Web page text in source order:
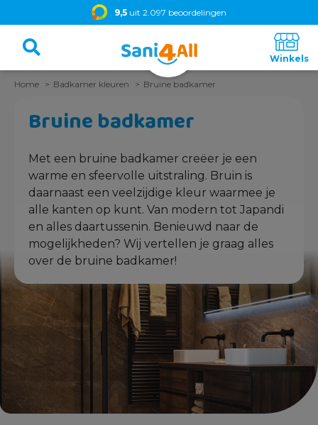
9,5 uit 2.097 beoordelingen
Home Badkamer kleuren Bruine badkamer
Bruine badkamer
Met een bruine badkamer creëer je een
warme en sfeervolle uitstraling. Bruin is
daarnaast een veelzijdige kleur waarmee je
alle kanten op kunt. Van modern tot Japandi
en alles daartussenin. Benieuwd naar de
mogelijkheden? Wij vertellen je graag alles
over de bruine badkamer!